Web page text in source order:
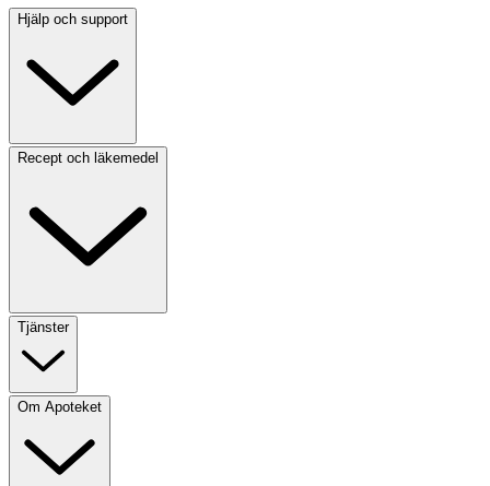
Hjälp och support
Recept och läkemedel
Tjänster
Om Apoteket